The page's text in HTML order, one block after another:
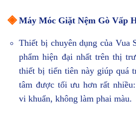
◈Máy Móc Giặt Nệm Gò Vấp
Thiết bị chuyên dụng của Vua
phẩm hiện đại nhất trên thị
thiết bị tiến tiên này giúp quá
tâm được tối ưu hơn rất
vi khuẩn, không làm phai màu.